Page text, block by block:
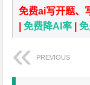
免费ai写开题、
|免费降AI率 |
PREVIOUS